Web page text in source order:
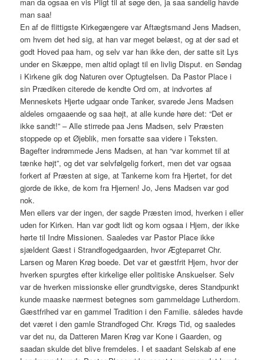
man da ogsaa en vis Pligt til at søge den, ja saa sandelig havde
man saa!
En af de flittigste Kirkegængere var Aftægtsmand Jens Madsen,
om hvem det hed sig, at han var meget belæst, og at der sad et
godt Hoved paa ham, og selv var han ikke den, der satte sit Lys
under en Skæppe, men altid oplagt til en livlig Disput. en Søndag
i Kirkene gik dog Naturen over Optugtelsen. Da Pastor Place i
sin Prædiken citerede de kendte Ord om, at indvortes af
Menneskets Hjerte udgaar onde Tanker, svarede Jens Madsen
aldeles omgaaende og saa højt, at alle kunde høre det: “Det er
ikke sandt!” – Alle stirrede paa Jens Madsen, selv Præsten
stoppede op et Øjeblik, men forsatte saa videre i Teksten.
Bagefter indrømmede Jens Madsen, at han “var kommet til at
tænke højt”, og det var selvfølgelig forkert, men det var ogsaa
forkert af Præsten at sige, at Tankerne kom fra Hjertet, for det
gjorde de ikke, de kom fra Hjernen! Jo, Jens Madsen var god
nok.
Men ellers var der ingen, der sagde Præsten imod, hverken i eller
uden for Kirken. Han var godt lidt og kom ogsaa i Hjem, der ikke
hørte til Indre Missionen. Saaledes var Pastor Place ikke
sjældent Gæst i Strandfogedgaarden, hvor Ægteparret Chr.
Larsen og Maren Krøg boede. Det var et gæstfrit Hjem, hvor der
hverken spurgtes efter kirkelige eller politiske Anskuelser. Selv
var de hverken missionske eller grundtvigske, deres Standpunkt
kunde maaske nærmest betegnes som gammeldage Lutherdom.
Gæstfrihed var en gammel Tradition i den Familie. således havde
det været i den gamle Strandfoged Chr. Krøgs Tid, og saaledes
var det nu, da Datteren Maren Krøg var Kone i Gaarden, og
saadan skulde det blive fremdeles. I et saadant Selskab af ene